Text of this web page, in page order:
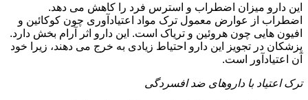
این دارو میزان اضطراب و استرس فرد را کاهش می دهد.
اضطراب از عوارض معمول ترک مواد اعتیادآوری چون کوکائین و
افیون هایی چون هروئین و تریاک است. این دارو اثر آرام بخش دارد.
پزشکان در تجویز این دارو احتیاط زیادی به خرج می دهند، زیرا خود
آن اعتیادآور است.
ترک اعتیاد با داروهای ضد افسردگی